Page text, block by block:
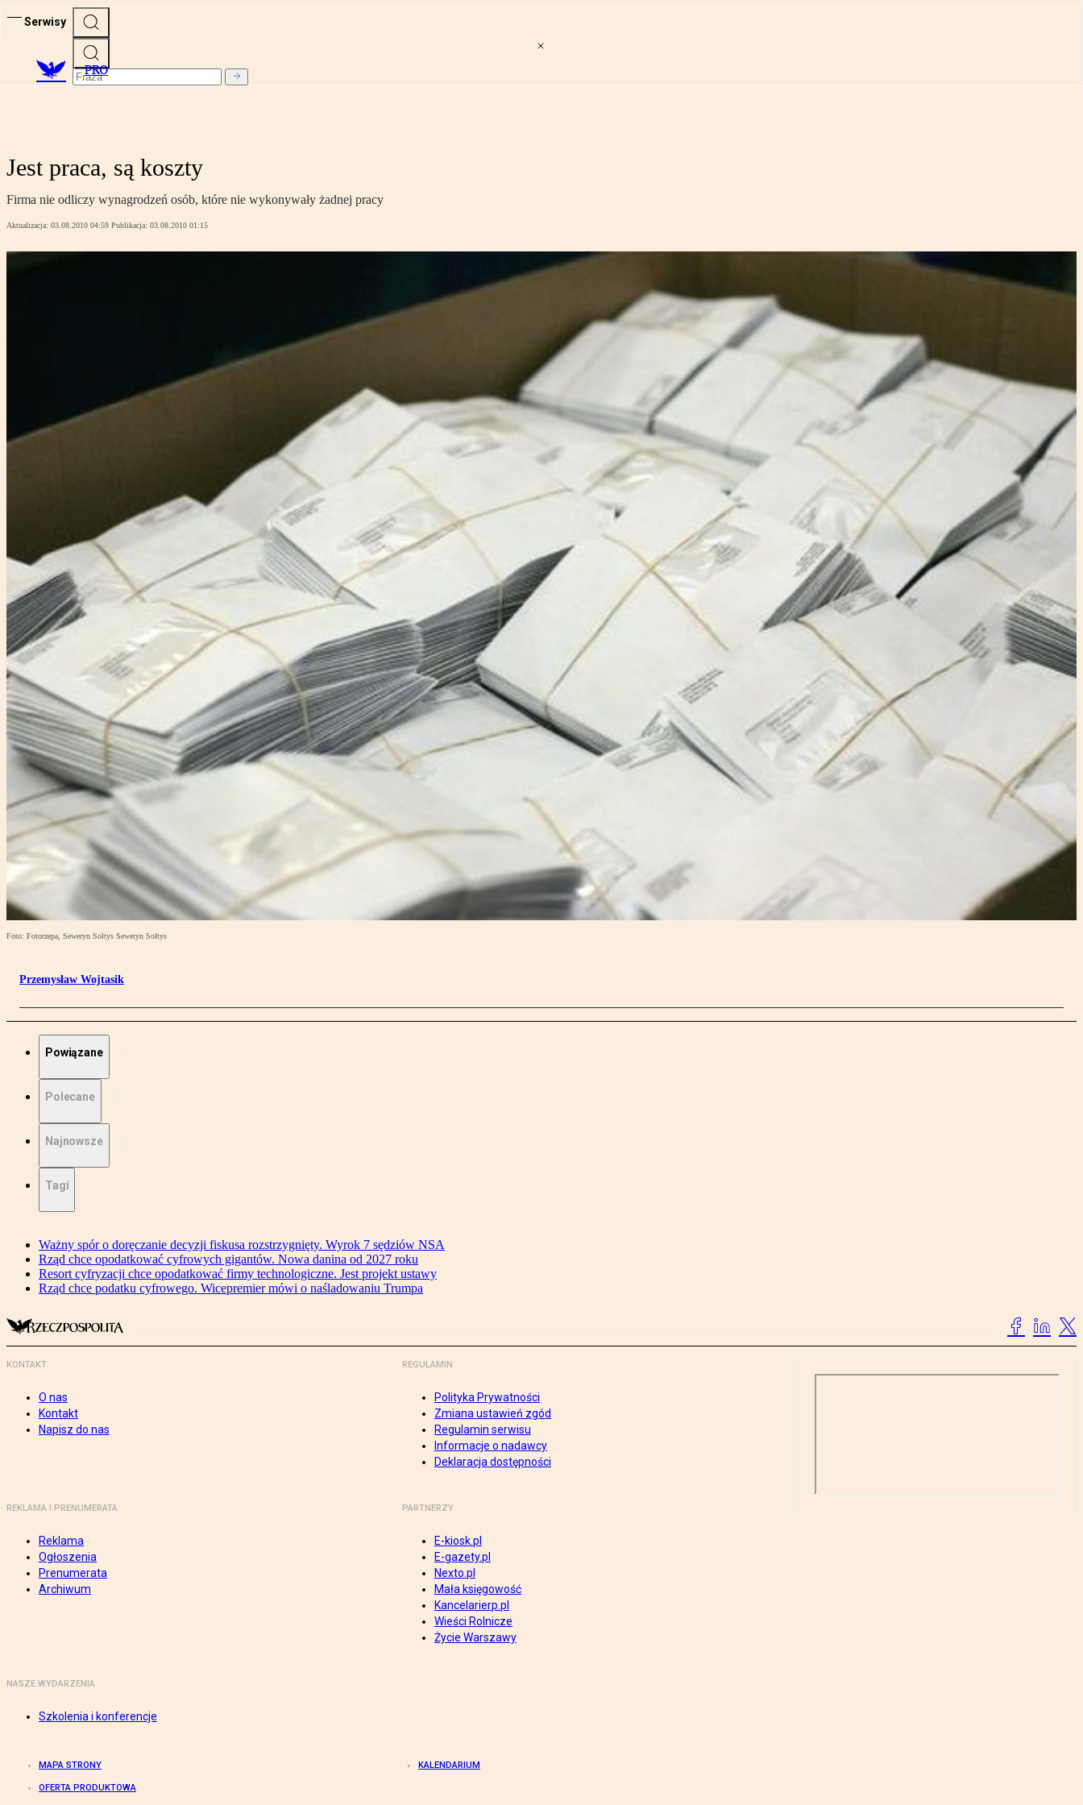
Serwisy
PRO
Jest praca, są koszty
Firma nie odliczy wynagrodzeń osób, które nie wykonywały żadnej pracy
Aktualizacja: 03.08.2010 04:59 Publikacja: 03.08.2010 01:15
Foto: Fotorzepa, Seweryn Sołtys Seweryn Sołtys
Przemysław Wojtasik
Powiązane
Polecane
Najnowsze
Tagi
Ważny spór o doręczanie decyzji fiskusa rozstrzygnięty. Wyrok 7 sędziów NSA
Rząd chce opodatkować cyfrowych gigantów. Nowa danina od 2027 roku
Resort cyfryzacji chce opodatkować firmy technologiczne. Jest projekt ustawy
Rząd chce podatku cyfrowego. Wicepremier mówi o naśladowaniu Trumpa
KONTAKT
O nas
Kontakt
Napisz do nas
REGULAMIN
Polityka Prywatności
Zmiana ustawień zgód
Regulamin serwisu
Informacje o nadawcy
Deklaracja dostępności
REKLAMA I PRENUMERATA
Reklama
Ogłoszenia
Prenumerata
Archiwum
PARTNERZY
E-kiosk.pl
E-gazety.pl
Nexto.pl
Mała księgowość
Kancelarierp.pl
Wieści Rolnicze
Życie Warszawy
NASZE WYDARZENIA
Szkolenia i konferencje
MAPA STRONY KALENDARIUM
OFERTA PRODUKTOWA